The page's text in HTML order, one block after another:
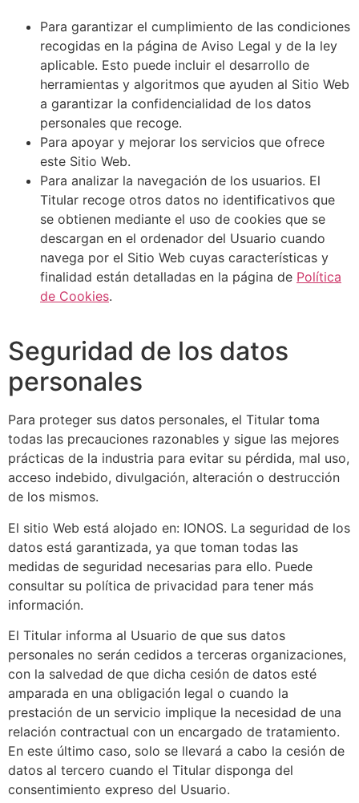
Para garantizar el cumplimiento de las condiciones
recogidas en la página de Aviso Legal y de la ley
aplicable. Esto puede incluir el desarrollo de
herramientas y algoritmos que ayuden al Sitio Web
a garantizar la confidencialidad de los datos
personales que recoge.
Para apoyar y mejorar los servicios que ofrece
este Sitio Web.
Para analizar la navegación de los usuarios. El
Titular recoge otros datos no identificativos que
se obtienen mediante el uso de cookies que se
descargan en el ordenador del Usuario cuando
navega por el Sitio Web cuyas características y
finalidad están detalladas en la página de Política
de Cookies.
Seguridad de los datos
personales
Para proteger sus datos personales, el Titular toma
todas las precauciones razonables y sigue las mejores
prácticas de la industria para evitar su pérdida, mal uso,
acceso indebido, divulgación, alteración o destrucción
de los mismos.
El sitio Web está alojado en: IONOS. La seguridad de los
datos está garantizada, ya que toman todas las
medidas de seguridad necesarias para ello. Puede
consultar su política de privacidad para tener más
información.
El Titular informa al Usuario de que sus datos
personales no serán cedidos a terceras organizaciones,
con la salvedad de que dicha cesión de datos esté
amparada en una obligación legal o cuando la
prestación de un servicio implique la necesidad de una
relación contractual con un encargado de tratamiento.
En este último caso, solo se llevará a cabo la cesión de
datos al tercero cuando el Titular disponga del
consentimiento expreso del Usuario.